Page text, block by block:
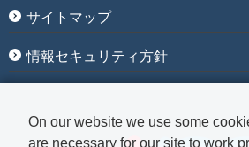
サイトマップ
情報セキュリティ方針
On our website we use some
are necessary for our site to work